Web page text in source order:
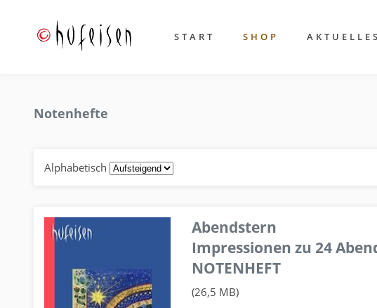
START SHOP
Notenhefte
Alphabetisch
Abendstern
Impressionen zu 24
NOTENHEFT
(26,5 MB)